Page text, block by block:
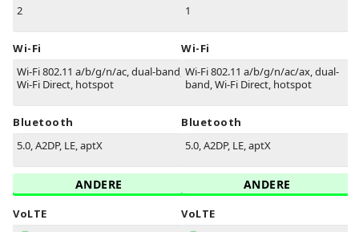
2
Wi-Fi
Wi-Fi 802.11 a/b/g/n/ac, dual-band,
Wi-Fi Direct, hotspot
Bluetooth
5.0, A2DP, LE, aptX
ANDERE
VoLTE
1
Wi-Fi
Wi-Fi 802.11 a/b/g/n/ac/ax, dual-
band, Wi-Fi Direct, hotspot
Bluetooth
5.0, A2DP, LE, aptX
ANDERE
VoLTE